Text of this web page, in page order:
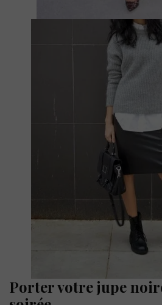
Porter votre jupe